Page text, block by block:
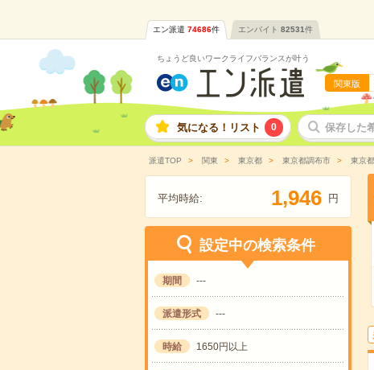
エン派遣 74686件 エンバイト 82531件
ちょうど良いワークライフバランスが叶う
関東版
気になる！リスト 0 保存した
派遣TOP 関東 東京都 東京都調布市 東京
平均時給: 1,946 円
設定中の検索条件
期間 ---
派遣形式 ---
時給 1650円以上